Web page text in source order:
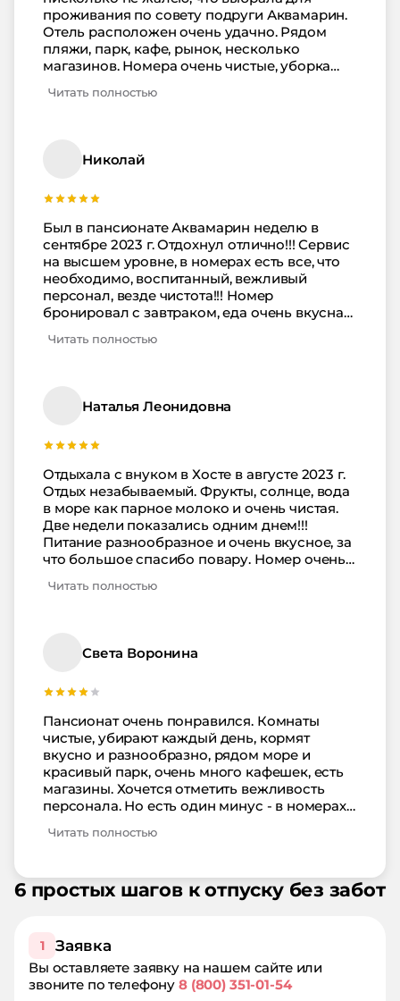
проживания по совету подруги Аквамарин.
Отель расположен очень удачно. Рядом
пляжи, парк, кафе, рынок, несколько
магазинов. Номера очень чистые, уборка
отлично работает. В номере есть кружки,
есть куллер, поэтому горячую воду можно
взять всегда. Питание выше всяких похвал.
повару и всему персоналу. Если поеду на
Черное море, то обязательно буду
бронировать номер в Аквамарин.
Читать полностью
Николай
Был в пансионате Аквамарин неделю в
сентябре 2023 г. Отдохнул отлично!!! Сервис
на высшем уровне, в номерах есть все, что
необходимо, воспитанный, вежливый
персонал, везде чистота!!! Номер
бронировал с завтраком, еда очень вкусная,
отличное кафе Лосось. В нем замечательная
курения в здании, недавно бросил курить и
отсутствие соблазна для меня большой
пансионате!!!
Читать полностью
Наталья Леонидовна
Отдыхала с внуком в Хосте в августе 2023 г.
Отдых незабываемый. Фрукты, солнце, вода
в море как парное молоко и очень чистая.
Две недели показались одним днем!!!
Питание разнообразное и очень вкусное, за
что большое спасибо повару. Номер очень
Уборка проводилась ежедневно. Персонал
пансионат для пляжного отдыха.
Обязательно постараюсь съездить еще!!!
Читать полностью
Света Воронина
Пансионат очень понравился. Комнаты
чистые, убирают каждый день, кормят
вкусно и разнообразно, рядом море и
красивый парк, очень много кафешек, есть
магазины. Хочется отметить вежливость
персонала. Но есть один минус - в номерах
соседи и это очень мешало по вечерам. , а
улице машины. За это и снижаю оценку.
Обязательно приеду еще и надеюсь, что
Читать полностью
6 простых шагов к отпуску без забот
1 Заявка
Вы оставляете заявку на нашем сайте или
звоните по телефону8 (800) 351-01-54